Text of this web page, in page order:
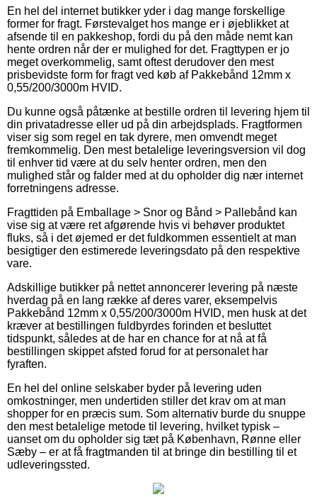
En hel del internet butikker yder i dag mange forskellige
former for fragt. Førstevalget hos mange er i øjeblikket at
afsende til en pakkeshop, fordi du på den måde nemt kan
hente ordren når der er mulighed for det. Fragttypen er jo
meget overkommelig, samt oftest derudover den mest
prisbevidste form for fragt ved køb af Pakkebånd 12mm x
0,55/200/3000m HVID.
Du kunne også påtænke at bestille ordren til levering hjem til
din privatadresse eller ud på din arbejdsplads. Fragtformen
viser sig som regel en tak dyrere, men omvendt meget
fremkommelig. Den mest betalelige leveringsversion vil dog
til enhver tid være at du selv henter ordren, men den
mulighed står og falder med at du opholder dig nær internet
forretningens adresse.
Fragttiden på Emballage > Snor og Bånd > Pallebånd kan
vise sig at være ret afgørende hvis vi behøver produktet
fluks, så i det øjemed er det fuldkommen essentielt at man
besigtiger den estimerede leveringsdato på den respektive
vare.
Adskillige butikker på nettet annoncerer levering på næste
hverdag på en lang række af deres varer, eksempelvis
Pakkebånd 12mm x 0,55/200/3000m HVID, men husk at det
kræver at bestillingen fuldbyrdes forinden et besluttet
tidspunkt, således at de har en chance for at nå at få
bestillingen skippet afsted forud for at personalet har
fyraften.
En hel del online selskaber byder på levering uden
omkostninger, men undertiden stiller det krav om at man
shopper for en præcis sum. Som alternativ burde du snuppe
den mest betalelige metode til levering, hvilket typisk –
uanset om du opholder sig tæt på København, Rønne eller
Sæby – er at få fragtmanden til at bringe din bestilling til et
udleveringssted.